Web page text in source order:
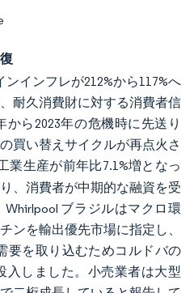
インフレが212%から117%へ
耐久消費財に対する消費者信
から2023年の危機時に先送り
買い替えサイクルが再点火さ
業生産が前年比7.1%増となっ
、消費者が中期的な融資を受
ブラジルはマクロ環
ンを輸出優先市場に指定し、
要を取り込むためコルドバの
入しました。小売業者は大型